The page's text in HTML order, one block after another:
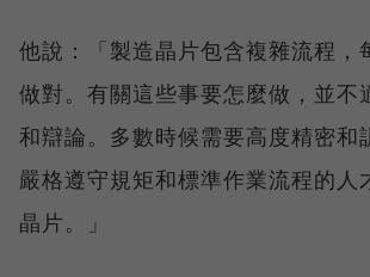
他說：「製造晶片包含複雜流程，
做對。有關這些事要怎麼做，並不
和辯論。多數時候需要高度精密和
嚴格遵守規矩和標準作業流程的人
晶片。」